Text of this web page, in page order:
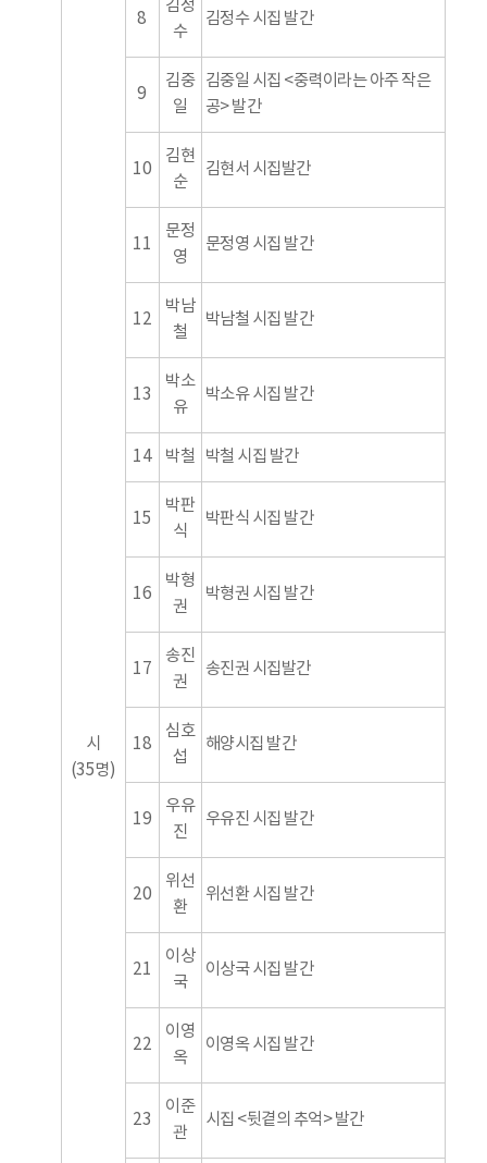
시
(35명)
8
김정
수
김정수 시집 발간
9
김중
일
김중일 시집 <중력이라는 아주 작은
공> 발간
10
김현
순
김현서 시집발간
11
문정
영
문정영 시집 발간
12
박남
철
박남철 시집 발간
13
박소
유
박소유 시집 발간
14 박철 박철 시집 발간
15
박판
식
박판식 시집 발간
16
박형
권
박형권 시집 발간
17
송진
권
송진권 시집발간
18
심호
섭
해양시집 발간
19
우유
진
우유진 시집 발간
20
위선
환
위선환 시집 발간
21
이상
국
이상국 시집 발간
22
이영
옥
이영옥 시집 발간
23
이준
관
시집 <뒷곁의 추억> 발간